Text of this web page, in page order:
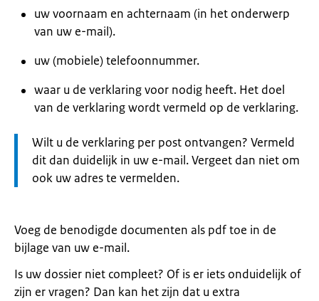
uw voornaam en achternaam (in het onderwerp
van uw e-mail).
uw (mobiele) telefoonnummer.
waar u de verklaring voor nodig heeft. Het doel
van de verklaring wordt vermeld op de verklaring.
Let
op:
Wilt u de verklaring per post ontvangen? Vermeld
dit dan duidelijk in uw e-mail. Vergeet dan niet om
ook uw adres te vermelden.
Voeg de benodigde documenten als pdf toe in de
bijlage van uw e-mail.
Is uw dossier niet compleet? Of is er iets onduidelijk of
zijn er vragen? Dan kan het zijn dat u extra